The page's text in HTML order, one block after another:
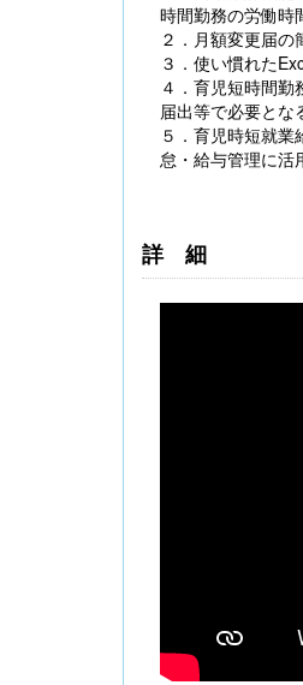
時間勤務の労働時
２．月額変更届
３．使い慣れた
４．育児短時間
届出等で必要とな
５．育児時短就
怠・給与管理に活
詳細
【大注目】
算・補助金